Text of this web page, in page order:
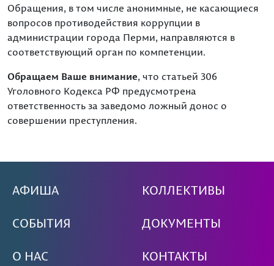
Обращения, в том числе анонимные, не касающиеся
вопросов противодействия коррупции в
администрации города Перми, направляются в
соответствующий орган по компетенции.
Обращаем Ваше внимание, что статьей 306
Уголовного Кодекса РФ предусмотрена
ответственность за заведомо ложный донос о
совершении преступления.
АФИША
СОБЫТИЯ
О НАС
КОЛЛЕКТИВЫ
ДОКУМЕНТЫ
КОНТАКТЫ